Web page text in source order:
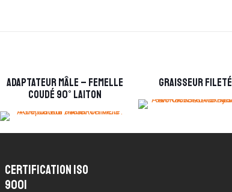
Adaptateur mâle – femelle
coudé 90° laiton
Graisseur fileté
Certification ISO
9001